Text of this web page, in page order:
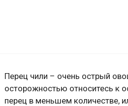
Перец чили – очень острый
осторожностью относитесь к
перец в меньшем количестве,